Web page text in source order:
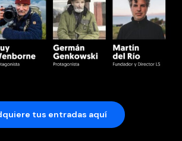
tus entradas aquí